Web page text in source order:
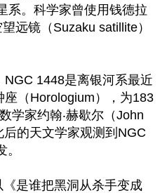
系。科学家曾使用钱德拉
远镜（Suzaku satillite）
1448是离银河系最近
（Horologium），为183
学家约翰‧赫歇尔（John
的天文学家观测到NGC
是谁把黑洞从杀手变成